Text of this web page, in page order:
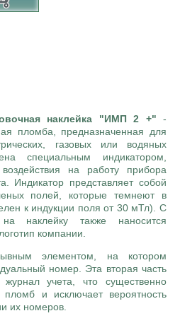
наклейка "ИМП 2 +" -
пломба, предназначенная для
газовых или водяных
специальным индикатором,
на работу прибора
Индикатор представляет собой
полей, которые темнеют в
к индукции поля от 30 мТл). С
наклейку также наносится
компании.
элементом, на котором
номер. Эта вторая часть
учета, что существенно
пломб и исключает вероятность
их номеров.